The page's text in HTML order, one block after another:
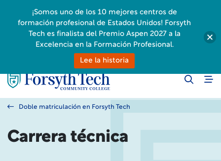
Doble matriculación en Forsyth Tech
Carrera técnica
¡Somos uno de los 10 mejores centros de
formación profesional de Estados Unidos! Forsyth
Tech es finalista del Premio Aspen 2027 a la
Excelencia en la Formación Profesional.
Lee la historia